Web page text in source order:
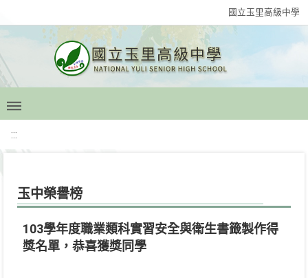
國立玉里高級中學
:::
玉中榮譽榜
103學年度職業類科實習安全與衛生書籤製作得
獎名單，恭喜獲獎同學